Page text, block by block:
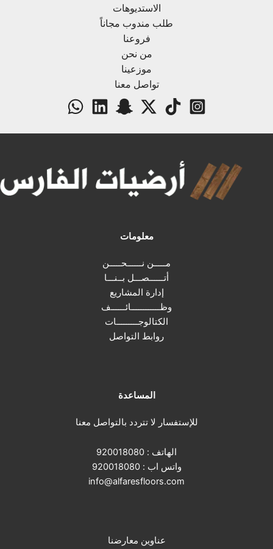
الاستديوهات
طلب مندوب مجاناً
فروعنا
من نحن
موزعينا
تواصل معنا
معلومات
مـــــن نــــــحـــــن
أتــــــصـــل بــنـــا
إدارة المشاريع
وظــــــــــــائــــــف
الكتالوجـــــــــات
روابط التواصل
المساعدة
للإستفسار لا تتردد بالتواصل معنا
الهاتف : 920018080
واتس اب :920018080
info@alfaresfloors.com
عناوين معارضنا